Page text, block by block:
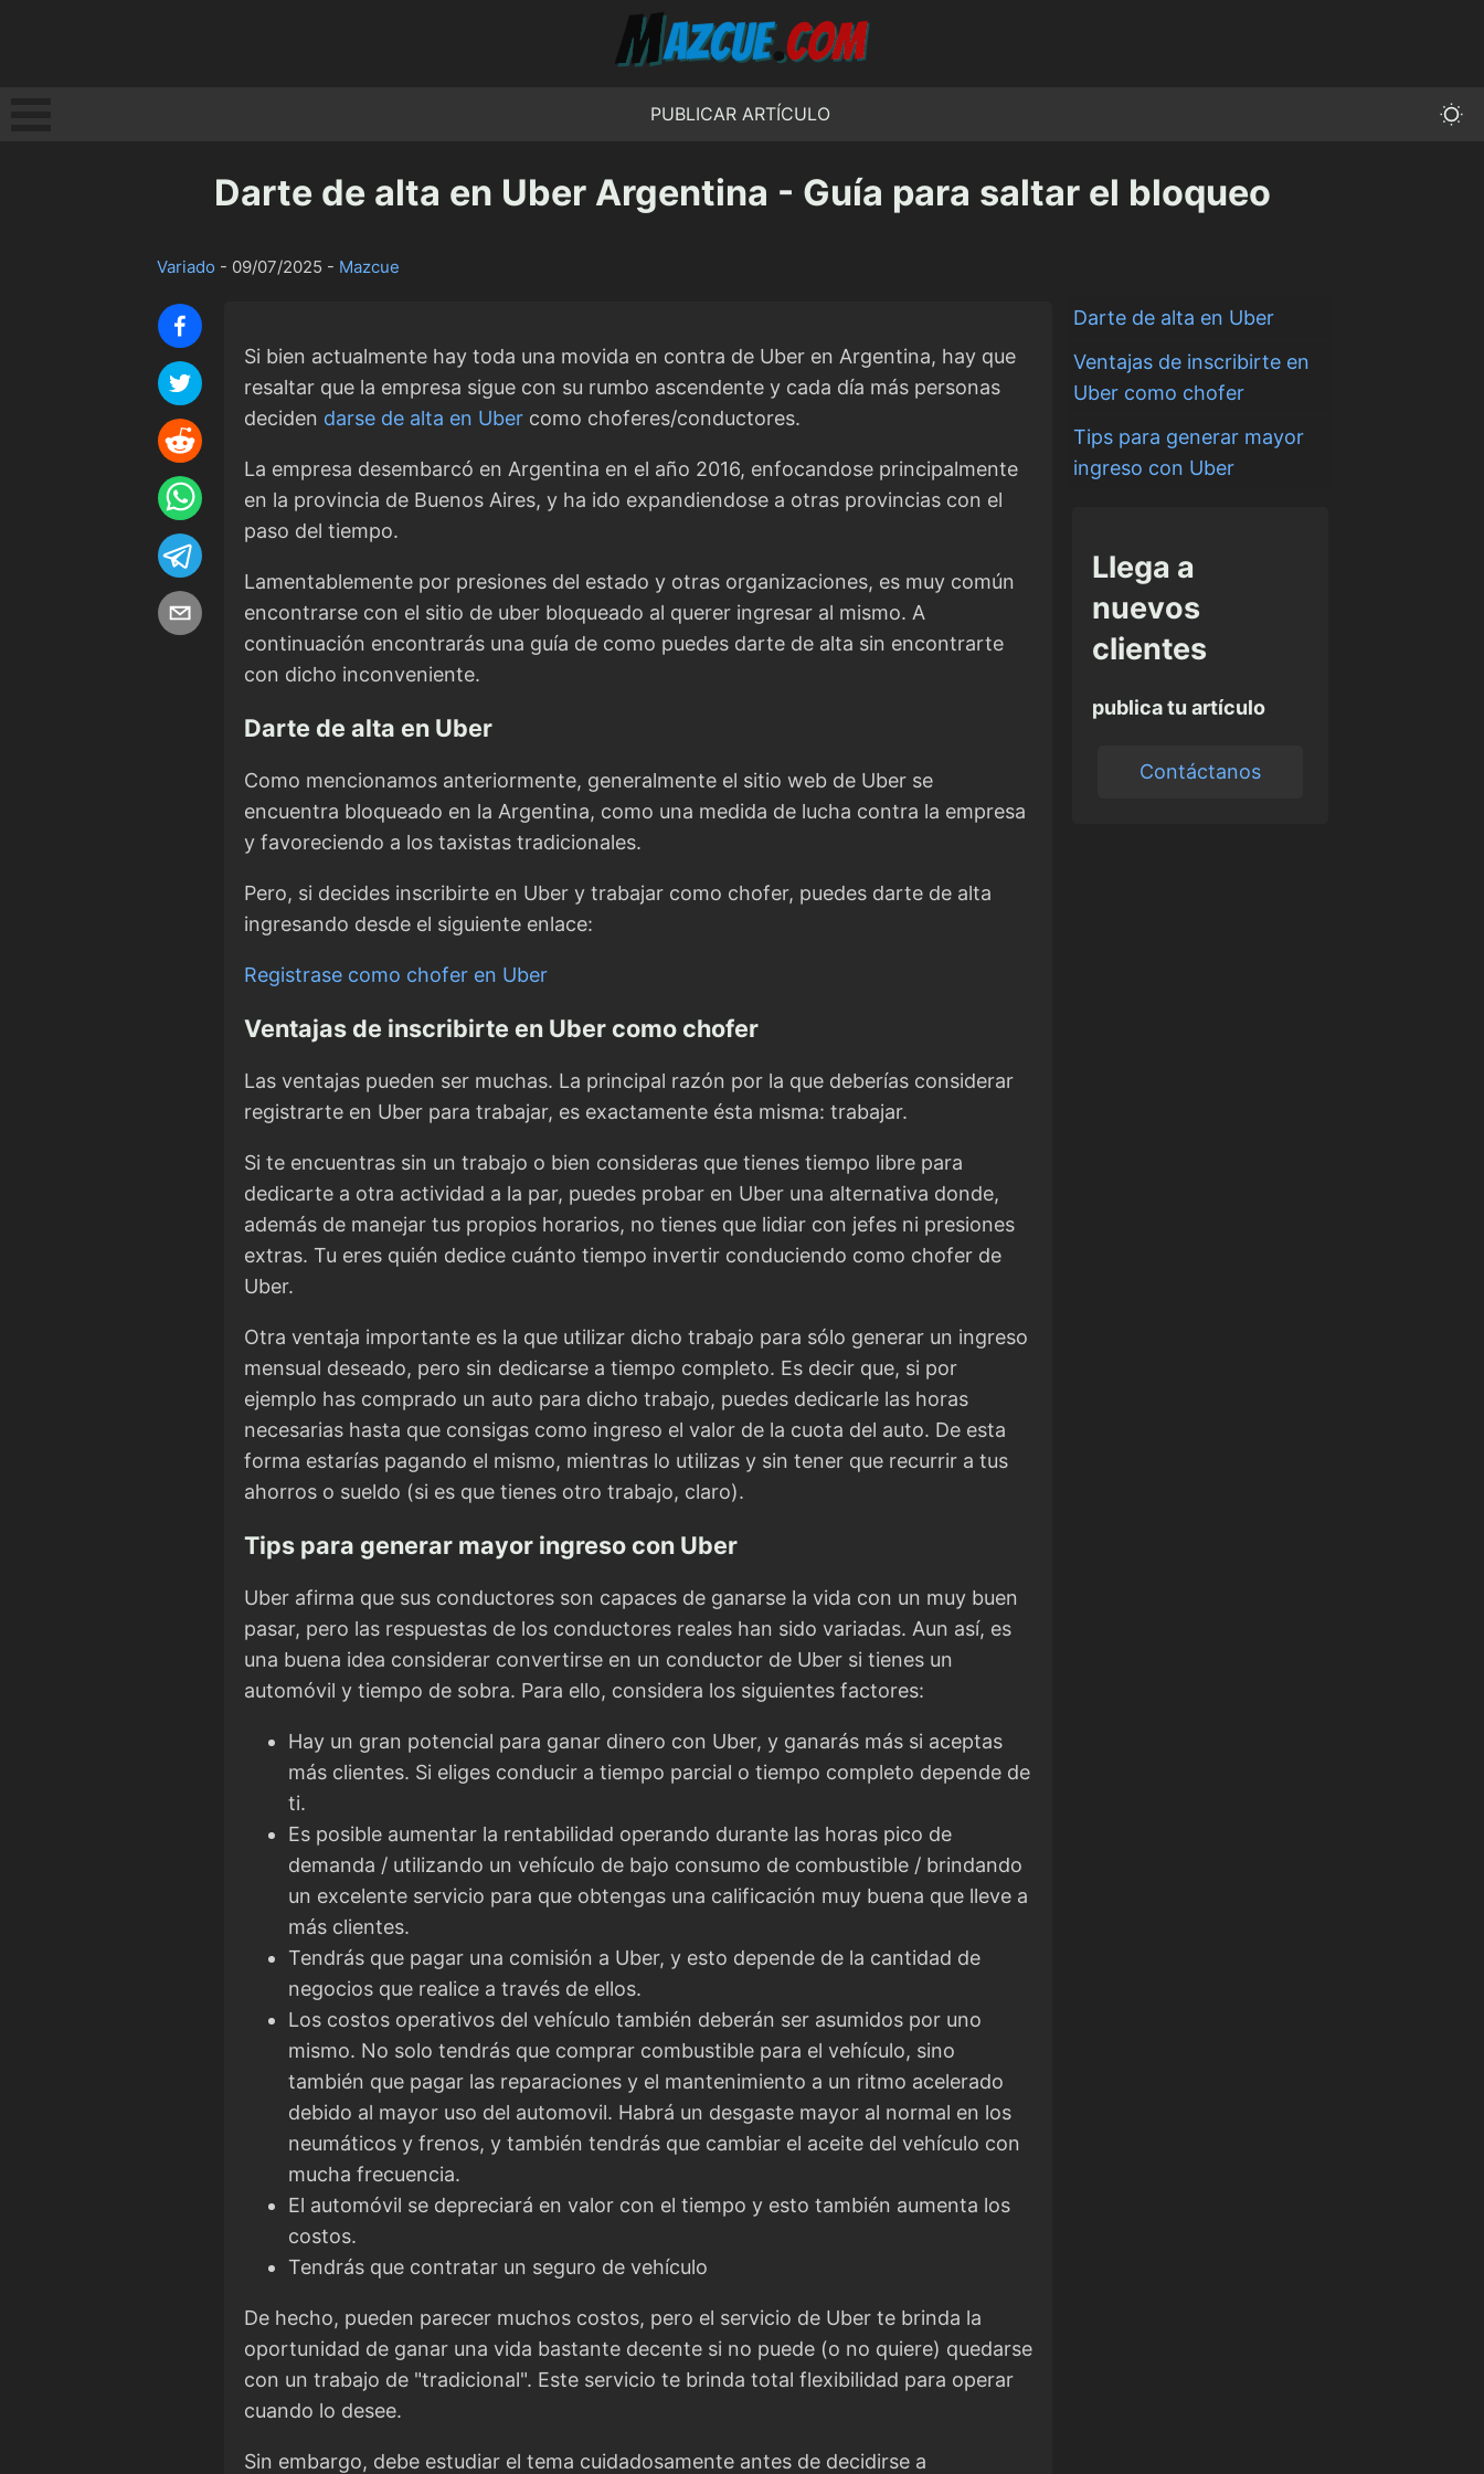
PUBLICAR ARTÍCULO
Darte de alta en Uber Argentina - Guía para saltar el bloqueo
Variado - 09/07/2025 - Mazcue
Si bien actualmente hay toda una movida en contra de Uber en Argentina, hay que
resaltar que la empresa sigue con su rumbo ascendente y cada día más personas
deciden darse de alta en Uber como choferes/conductores.
La empresa desembarcó en Argentina en el año 2016, enfocandose principalmente
en la provincia de Buenos Aires, y ha ido expandiendose a otras provincias con el
paso del tiempo.
Lamentablemente por presiones del estado y otras organizaciones, es muy común
encontrarse con el sitio de uber bloqueado al querer ingresar al mismo. A
continuación encontrarás una guía de como puedes darte de alta sin encontrarte
con dicho inconveniente.
Darte de alta en Uber
Como mencionamos anteriormente, generalmente el sitio web de Uber se
encuentra bloqueado en la Argentina, como una medida de lucha contra la empresa
y favoreciendo a los taxistas tradicionales.
Pero, si decides inscribirte en Uber y trabajar como chofer, puedes darte de alta
ingresando desde el siguiente enlace:
Registrase como chofer en Uber
Ventajas de inscribirte en Uber como chofer
Las ventajas pueden ser muchas. La principal razón por la que deberías considerar
registrarte en Uber para trabajar, es exactamente ésta misma: trabajar.
Si te encuentras sin un trabajo o bien consideras que tienes tiempo libre para
dedicarte a otra actividad a la par, puedes probar en Uber una alternativa donde,
además de manejar tus propios horarios, no tienes que lidiar con jefes ni presiones
extras. Tu eres quién dedice cuánto tiempo invertir conduciendo como chofer de
Uber.
Otra ventaja importante es la que utilizar dicho trabajo para sólo generar un ingreso
mensual deseado, pero sin dedicarse a tiempo completo. Es decir que, si por
ejemplo has comprado un auto para dicho trabajo, puedes dedicarle las horas
necesarias hasta que consigas como ingreso el valor de la cuota del auto. De esta
forma estarías pagando el mismo, mientras lo utilizas y sin tener que recurrir a tus
ahorros o sueldo (si es que tienes otro trabajo, claro).
Tips para generar mayor ingreso con Uber
Uber afirma que sus conductores son capaces de ganarse la vida con un muy buen
pasar, pero las respuestas de los conductores reales han sido variadas. Aun así, es
una buena idea considerar convertirse en un conductor de Uber si tienes un
automóvil y tiempo de sobra. Para ello, considera los siguientes factores:
Hay un gran potencial para ganar dinero con Uber, y ganarás más si aceptas
más clientes. Si eliges conducir a tiempo parcial o tiempo completo depende de
ti.
Es posible aumentar la rentabilidad operando durante las horas pico de
demanda / utilizando un vehículo de bajo consumo de combustible / brindando
un excelente servicio para que obtengas una calificación muy buena que lleve a
más clientes.
Tendrás que pagar una comisión a Uber, y esto depende de la cantidad de
negocios que realice a través de ellos.
Los costos operativos del vehículo también deberán ser asumidos por uno
mismo. No solo tendrás que comprar combustible para el vehículo, sino
también que pagar las reparaciones y el mantenimiento a un ritmo acelerado
debido al mayor uso del automovil. Habrá un desgaste mayor al normal en los
neumáticos y frenos, y también tendrás que cambiar el aceite del vehículo con
mucha frecuencia.
El automóvil se depreciará en valor con el tiempo y esto también aumenta los
costos.
Tendrás que contratar un seguro de vehículo
De hecho, pueden parecer muchos costos, pero el servicio de Uber te brinda la
oportunidad de ganar una vida bastante decente si no puede (o no quiere) quedarse
con un trabajo de "tradicional". Este servicio te brinda total flexibilidad para operar
cuando lo desee.
Sin embargo, debe estudiar el tema cuidadosamente antes de decidirse a
Darte de alta en Uber
Ventajas de inscribirte en
Uber como chofer
Tips para generar mayor
ingreso con Uber
Llega a
nuevos
clientes
publica tu artículo
Contáctanos